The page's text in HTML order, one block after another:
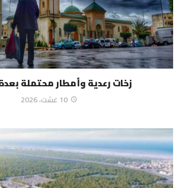
زخات رعدية وأمطار محتملة
10 غشت، 2026